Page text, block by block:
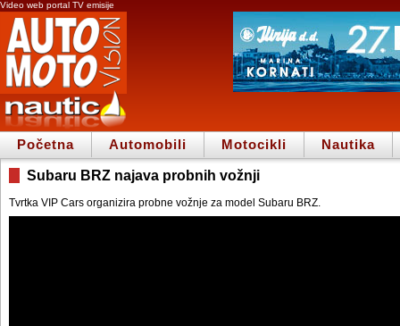
Video web portal TV emisije
Početna Automobili Motocikli Nautika
Subaru BRZ najava probnih vožnji
Tvrtka VIP Cars organizira probne vožnje za model Subaru BRZ.